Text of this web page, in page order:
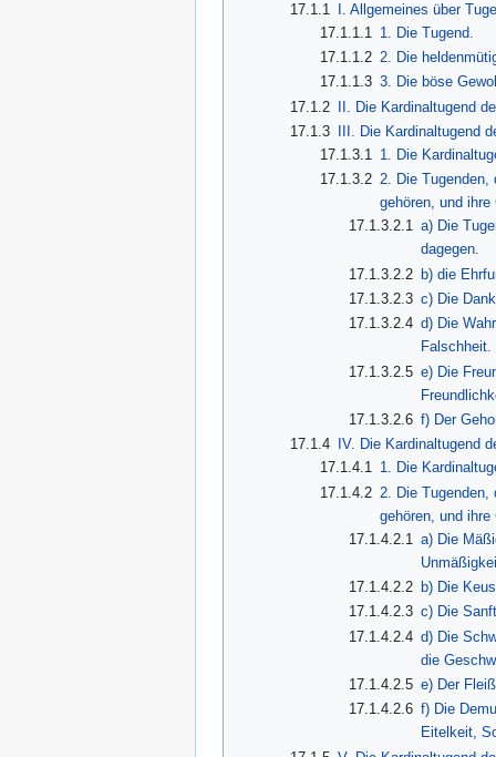
17.1.1
I. Allgemeines über
17.1.1.1
1. Die Tugend.
17.1.1.2 2. Die
17.1.1.3 3. Die böse
17.1.2 II. Die Kardinaltugend
17.1.3
III. Die Kardinaltugend
17.1.3.1 1. Die
17.1.3.2 2. Die Tugenden,
gehören, und ihre
17.1.3.2.1 a) Die
dagegen.
17.1.3.2.2 b) die
17.1.3.2.3 c) Die
17.1.3.2.4 d) Die
Falschheit.
17.1.3.2.5 e) Die
17.1.3.2.6 f) Der
17.1.4
IV. Die Kardinaltugend
17.1.4.1 1. Die
17.1.4.2 2. Die Tugenden,
gehören, und ihre
17.1.4.2.1
a) Die
17.1.4.2.2 b) Die
17.1.4.2.3 c) Die
17.1.4.2.4 d) Die
die
17.1.4.2.5 e) Der
17.1.4.2.6 f) Die
Eitelkeit,